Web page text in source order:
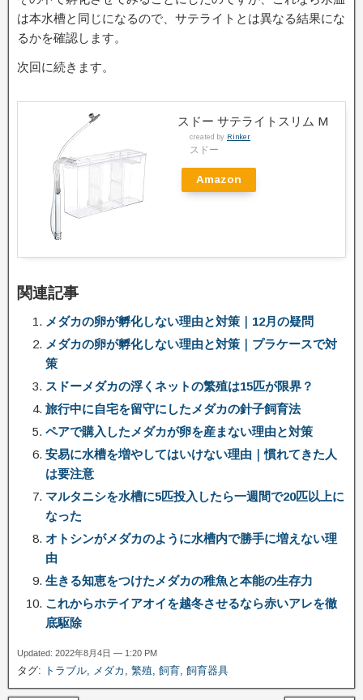
は本水槽と同じになるので、サテライトとは異なる結果にな
るかを確認します。
次回に続きます。
スドー サテライトスリム M
created by Rinker
スドー
Amazon
関連記事
メダカの卵が孵化しない理由と対策｜12月の疑問
メダカの卵が孵化しない理由と対策｜プラケースで対
策
スドーメダカの浮くネットの繁殖は15匹が限界？
旅行中に自宅を留守にしたメダカの針子飼育法
ペアで購入したメダカが卵を産まない理由と対策
安易に水槽を増やしてはいけない理由｜慣れてきた人
は要注意
マルタニシを水槽に5匹投入したら一週間で20匹以上に
なった
オトシンがメダカのように水槽内で勝手に増えない理
由
生きる知恵をつけたメダカの稚魚と本能の生存力
これからホテイアオイを越冬させるなら赤いアレを徹
底駆除
Updated: 2022年8月4日 — 1:20 PM
タグ: トラブル, メダカ , 繁殖, 飼育, 飼育器具